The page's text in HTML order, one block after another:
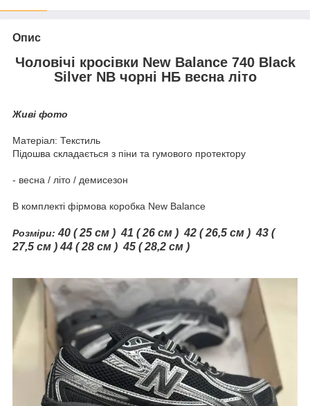
Опис
Чоловічі кросівки New Balance 740 Black
Silver NB чорні НБ весна літо
Живі фото
Матеріал: Текстиль
Підошва складається з піни та гумового протектору
- весна / літо / демисезон
В комплекті фірмова коробка New Balance
Розміри:40 ( 25 см ) 41 ( 26 см ) 42 ( 26,5 см ) 43 (
27,5 см ) 44 ( 28 см ) 45 ( 28,2 см )